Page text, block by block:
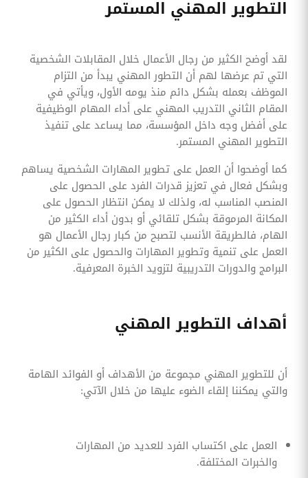
التطوير المهني المستمر
لقد أوضح الكثير من رجال الأعمال خلال المقابلات الشخصية
التي تم عرضها لهم أن التطور المهني يبدأ من التزام
الموظف بعمله بشكل دائم منذ يومه الأول، ويأتي في
المقام الثاني التدريب المهني على أداء المهام الوظيفية
على أفضل وجه داخل المؤسسة، مما يساعد على تنفيذ
التطوير المهني المستمر.
كما أوضحوا أن العمل على تطوير المهارات الشخصية يساهم
وبشكل فعال في تعزيز قدرات الفرد على الحصول على
المنصب المناسب له، ولذلك لا يمكن انتظار الحصول على
المكانة المرموقة بشكل تلقائي أو بدون أداء الكثير من
الهام، فالطريقة الأنسب لتصبح من كبار رجال الأعمال هو
العمل على تنمية وتطوير المهارات والحصول على الكثير من
البرامج والدورات التدريبية لتزويد الخبرة المعرفية.
أهداف التطوير المهني
أن للتطوير المهني مجموعة من الأهداف أو الفوائد الهامة
والتي يمكننا إلقاء الضوء عليها من خلال الآتي:
العمل على اكتساب الفرد للعديد من المهارات
والخبرات المختلفة.